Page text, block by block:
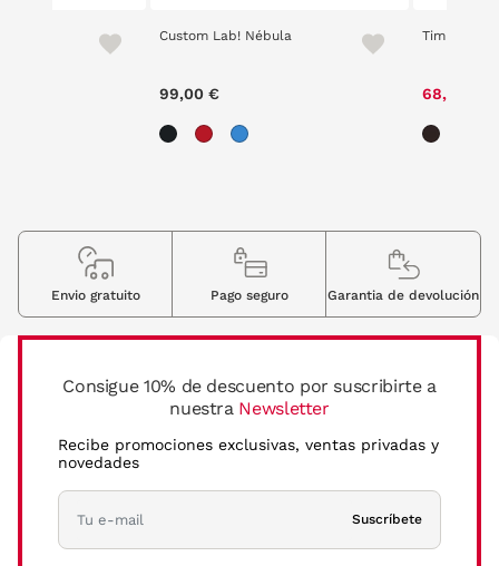
Custom Lab! Nébula
99,00 €
Timberland
68,60 €
Consigue 10% de descuento por suscribirte a
nuestra Newsletter
Recibe promociones exclusivas, ventas privadas y
novedades
Suscríbete
Envio gratuito Pago seguro Garantia de devolución